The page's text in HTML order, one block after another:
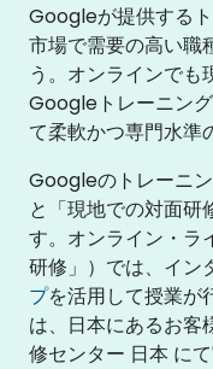
Googleが提供するト
市場で需要の高い職
う。オンラインでも
Googleトレーニン
て柔軟かつ専門水準
Googleのトレーニ
と「現地での対面研
す。オンライン・ラ
研修」）では、イン
プを活用して授業が
は、日本にあるお
修センター 日本 にて